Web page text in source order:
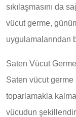
sıkılaşmasını da
vücut germe,
uygulamalarından
Saten Vücut
Saten vücut germe
toparlamakla
vücudun